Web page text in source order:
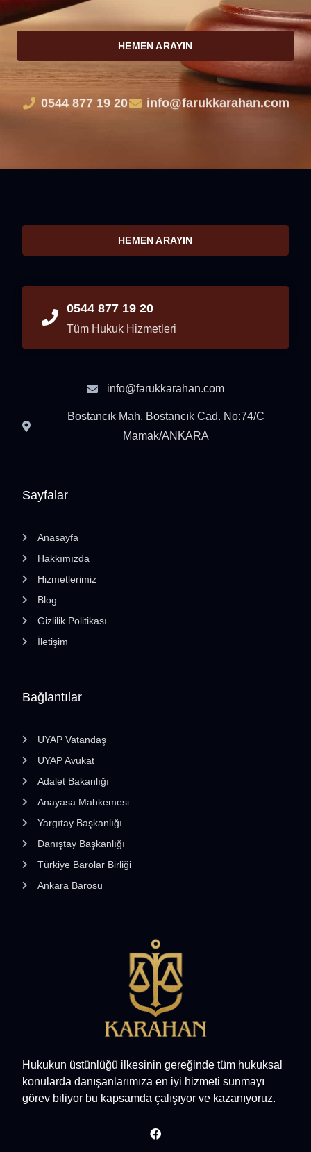
HEMEN ARAYIN
0544 877 19 20 info@farukkarahan.com
Hukukun üstünlüğü ilkesinin gereğinde tüm hukuksal
konularda danışanlarımıza en iyi hizmeti sunmayı
görev biliyor bu kapsamda çalışıyor ve kazanıyoruz.
Bağlantılar
UYAP Vatandaş
UYAP Avukat
Adalet Bakanlığı
Anayasa Mahkemesi
Yargıtay Başkanlığı
Danıştay Başkanlığı
Türkiye Barolar Birliği
Ankara Barosu
Sayfalar
Anasayfa
Hakkımızda
Hizmetlerimiz
Blog
Gizlilik Politikası
İletişim
HEMEN ARAYIN
0544 877 19 20
Tüm Hukuk Hizmetleri
info@farukkarahan.com
Bostancık Mah. Bostancık Cad. No:74/C
Mamak/ANKARA